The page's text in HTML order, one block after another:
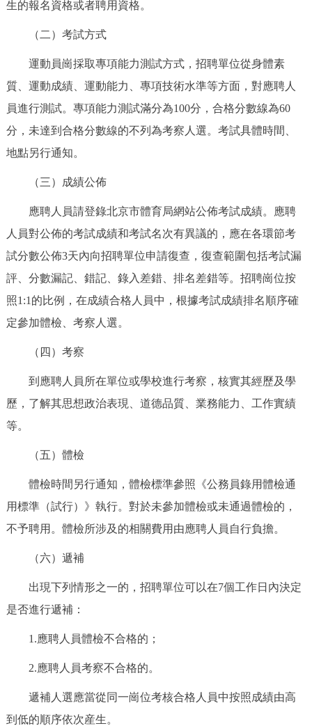
生的報名資格或者聘用資格。
（二）考試方式
運動員崗採取專項能力測試方式，招聘單位從身體素
質、運動成績、運動能力、專項技術水準等方面，對應聘人
員進行測試。專項能力測試滿分為100分，合格分數線為60
分，未達到合格分數線的不列為考察人選。考試具體時間、
地點另行通知。
（三）成績公佈
應聘人員請登錄北京市體育局網站公佈考試成績。應聘
人員對公佈的考試成績和考試名次有異議的，應在各環節考
試分數公佈3天內向招聘單位申請復查，復查範圍包括考試漏
評、分數漏記、錯記、錄入差錯、排名差錯等。招聘崗位按
照1:1的比例，在成績合格人員中，根據考試成績排名順序確
定參加體檢、考察人選。
（四）考察
到應聘人員所在單位或學校進行考察，核實其經歷及學
歷，了解其思想政治表現、道德品質、業務能力、工作實績
等。
（五）體檢
體檢時間另行通知，體檢標準參照《公務員錄用體檢通
用標準（試行）》執行。對於未參加體檢或未通過體檢的，
不予聘用。體檢所涉及的相關費用由應聘人員自行負擔。
（六）遞補
出現下列情形之一的，招聘單位可以在7個工作日內決定
是否進行遞補：
1.應聘人員體檢不合格的；
2.應聘人員考察不合格的。
遞補人選應當從同一崗位考核合格人員中按照成績由高
到低的順序依次産生。